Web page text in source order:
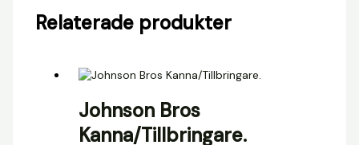
Relaterade produkter
Johnson Bros
Kanna/Tillbringare.